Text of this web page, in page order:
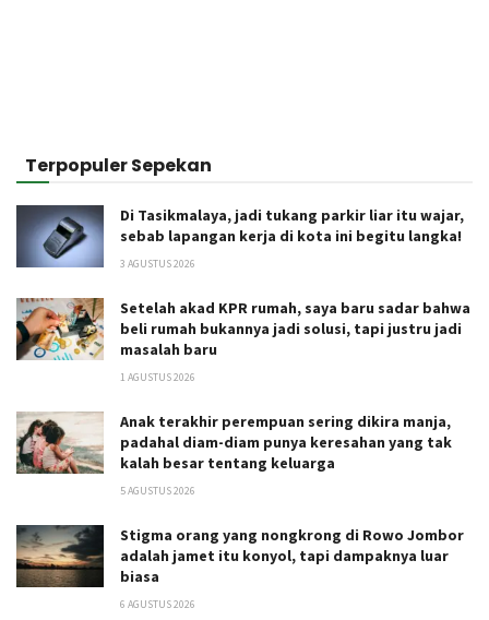
Terpopuler Sepekan
Di Tasikmalaya, jadi tukang parkir liar itu wajar,
sebab lapangan kerja di kota ini begitu langka!
3 AGUSTUS 2026
Setelah akad KPR rumah, saya baru sadar bahwa
beli rumah bukannya jadi solusi, tapi justru jadi
masalah baru
1 AGUSTUS 2026
Anak terakhir perempuan sering dikira manja,
padahal diam-diam punya keresahan yang tak
kalah besar tentang keluarga
5 AGUSTUS 2026
Stigma orang yang nongkrong di Rowo Jombor
adalah jamet itu konyol, tapi dampaknya luar
biasa
6 AGUSTUS 2026